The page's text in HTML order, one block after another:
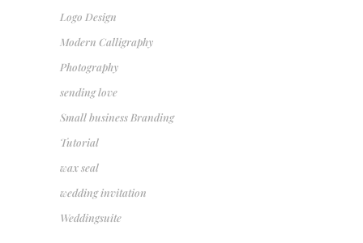
Logo Design
Modern Calligraphy
Photography
sending love
Small business Branding
Tutorial
wax seal
wedding invitation
Weddingsuite